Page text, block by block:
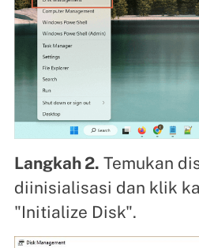
Langkah 2. Temukan
diinisialisasi dan klik
"Initialize Disk".